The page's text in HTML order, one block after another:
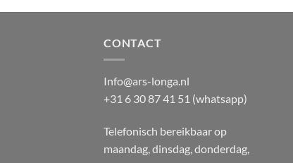
CONTACT
Info@ars-longa.nl
+31 6 30 87 41 51 (whatsapp)
Telefonisch bereikbaar op
maandag, dinsdag, donderdag,